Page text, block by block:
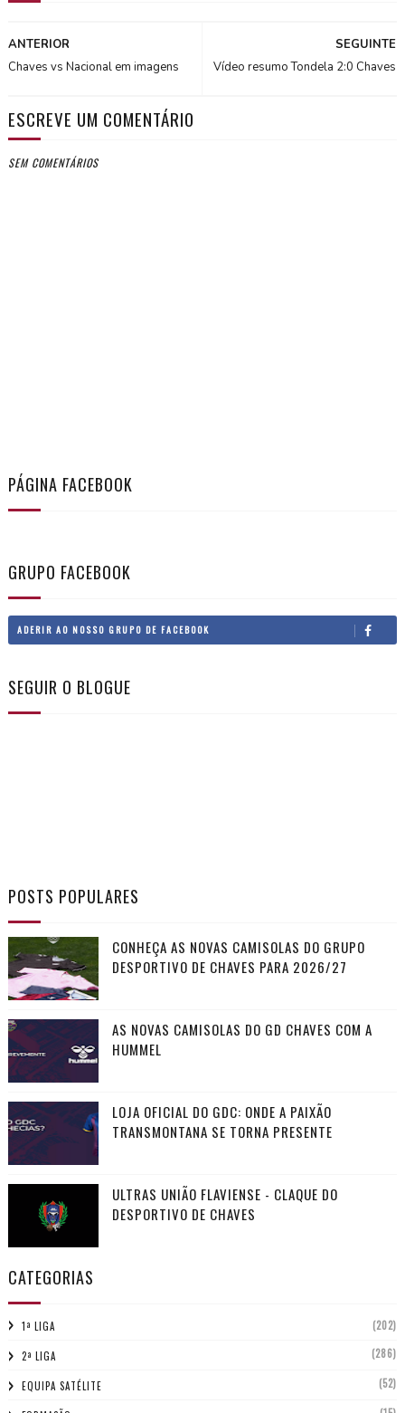
SEGUINTE
Vídeo resumo Tondela 2:0 Chaves
ANTERIOR
Chaves vs Nacional em imagens
ESCREVE UM COMENTÁRIO
SEM COMENTÁRIOS
PÁGINA FACEBOOK
GRUPO FACEBOOK
ADERIR AO NOSSO GRUPO DE FACEBOOK
SEGUIR O BLOGUE
POSTS POPULARES
CONHEÇA AS NOVAS CAMISOLAS DO GRUPO
DESPORTIVO DE CHAVES PARA 2026/27
AS NOVAS CAMISOLAS DO GD CHAVES COM A
HUMMEL
LOJA OFICIAL DO GDC: ONDE A PAIXÃO
TRANSMONTANA SE TORNA PRESENTE
ULTRAS UNIÃO FLAVIENSE - CLAQUE DO
DESPORTIVO DE CHAVES
CATEGORIAS
1ª LIGA (202)
2ª LIGA (286)
EQUIPA SATÉLITE (52)